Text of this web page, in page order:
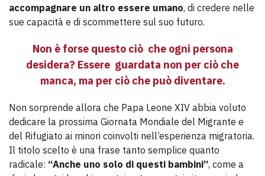
accompagnare un altro essere umano, di credere nelle
sue capacità e di scommettere sul suo futuro.
Non è forse questo ciò che ogni persona
desidera? Essere guardata non per ciò che
manca, ma per ciò che può diventare.
Non sorprende allora che Papa Leone XIV abbia voluto
dedicare la prossima Giornata Mondiale del Migrante e
del Rifugiato ai minori coinvolti nell’esperienza migratoria.
Il titolo scelto è una frase tanto semplice quanto
radicale: “Anche uno solo di questi bambini”, come a